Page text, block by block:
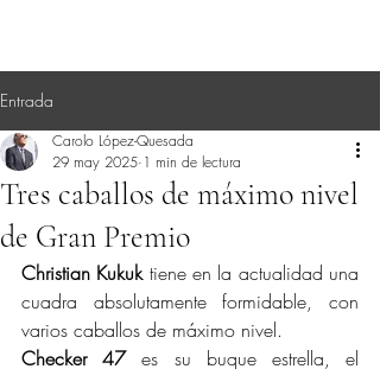
Entrada
Tres caballos de máximo nivel
de Gran Premio
Carolo López-Quesada
29 may 2025 1 min de lectura
Christian Kukuk tiene en la actualidad una
cuadra absolutamente formidable, con
varios caballos de máximo nivel.
Checker 47 es su buque estrella, el